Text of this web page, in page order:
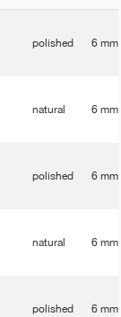
polished 6 mm
natural 6 mm
polished 6 mm
natural 6 mm
polished 6 mm